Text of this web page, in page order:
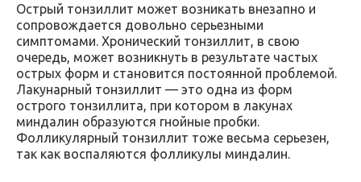
Острый тонзиллит может возникать внезапно и
сопровождается довольно серьезными
симптомами. Хронический тонзиллит, в свою
очередь, может возникнуть в результате частых
острых форм и становится постоянной проблемой.
Лакунарный тонзиллит — это одна из форм
острого тонзиллита, при котором в лакунах
миндалин образуются гнойные пробки.
Фолликулярный тонзиллит тоже весьма серьезен,
так как воспаляются фолликулы миндалин.